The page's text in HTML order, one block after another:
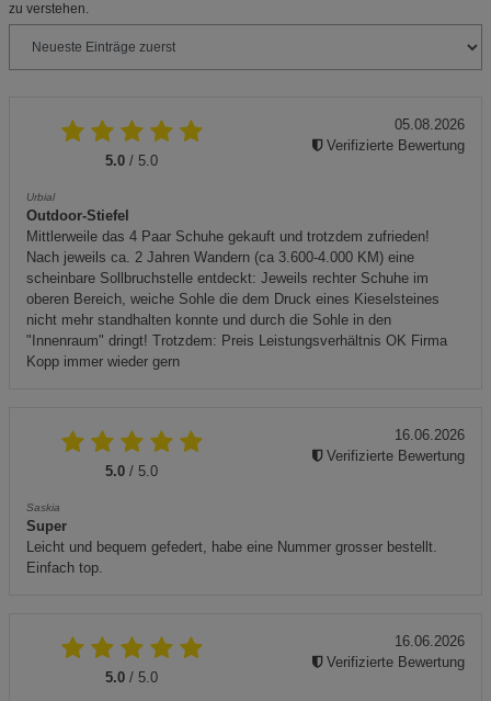
zu verstehen.
5.0 / 5.0
Urbial
Outdoor-Stiefel
Mittlerweile das 4 Paar Schuhe gekauft und trotzdem zufrieden!
Nach jeweils ca. 2 Jahren Wandern (ca 3.600-4.000 KM) eine
scheinbare Sollbruchstelle entdeckt: Jeweils rechter Schuhe im
oberen Bereich, weiche Sohle die dem Druck eines Kieselsteines
nicht mehr standhalten konnte und durch die Sohle in den
"Innenraum" dringt! Trotzdem: Preis Leistungsverhältnis OK Firma
Kopp immer wieder gern
05.08.2026
Verifizierte Bewertung
5.0 / 5.0
Saskia
Super
Leicht und bequem gefedert, habe eine Nummer grosser bestellt.
Einfach top.
16.06.2026
Verifizierte Bewertung
5.0 / 5.0
16.06.2026
Verifizierte Bewertung